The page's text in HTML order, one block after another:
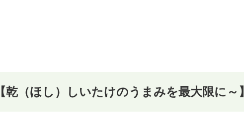
【乾（ほし）しいたけのうまみを最大限に～】